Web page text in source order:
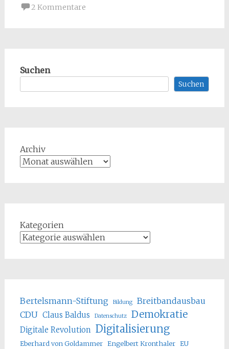
2 Kommentare
Suchen
Suchen
Archiv
Kategorien
Bertelsmann-Stiftung Bildung
Breitbandausbau
CDU Claus Baldus Datenschutz Demokratie
Digitale Revolution Digitalisierung
Eberhard von Goldammer Engelbert Kronthaler EU